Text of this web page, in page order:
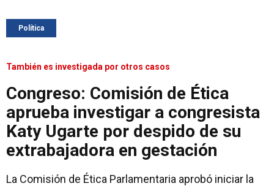
Política
También es investigada por otros casos
Congreso: Comisión de Ética
aprueba investigar a congresista
Katy Ugarte por despido de su
extrabajadora en gestación
La Comisión de Ética Parlamentaria aprobó iniciar la